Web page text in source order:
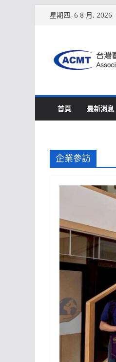
星期四, 6 8 月, 2026
首頁 最新消息
企業參訪